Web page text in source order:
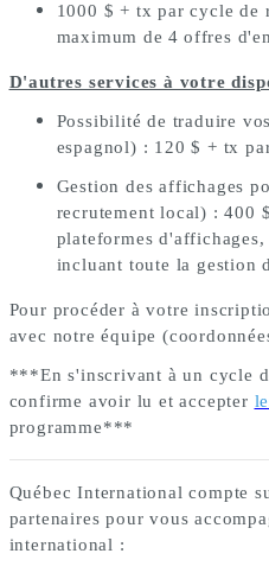
1000 $ + tx par cycle de
maximum de 4 offres
D'autres services à votre
Possibilité de traduire
espagnol) : 120 $ + tx
Gestion des affichages
recrutement local) : 400
plateformes
incluant toute la gestion
Pour procéder à votre
avec notre équipe
***En s'inscrivant à un cycle
confirme avoir lu et accepter
programme***
Québec International compte
partenaires pour vous
international :